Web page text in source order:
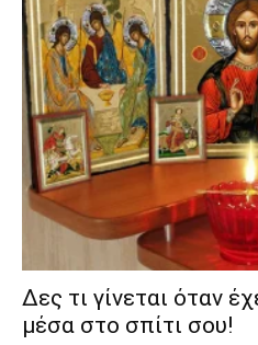
Δες τι γίνεται όταν
μέσα στο σπίτι σου!